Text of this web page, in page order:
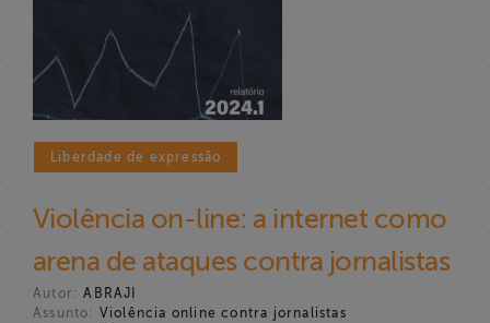
Liberdade de expressão
Violência on-line: a internet como
arena de ataques contra jornalistas
Autor: ABRAJI
Assunto: Violência online contra jornalistas